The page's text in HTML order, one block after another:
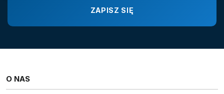
O NAS